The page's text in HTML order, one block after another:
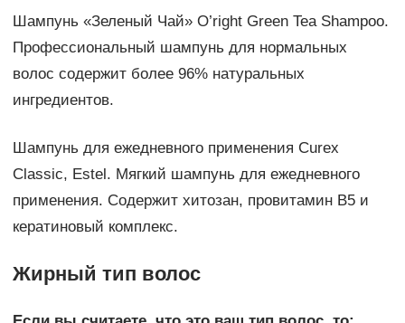
Шампунь «Зеленый Чай» O’right Green Tea Shampoo.
Профессиональный шампунь для нормальных
волос cодержит более 96% натуральных
ингредиентов.
Шампунь для ежедневного применения Curex
Classic, Estel. Мягкий шампунь для ежедневного
применения. Содержит хитозан, провитамин В5 и
кератиновый комплекс.
Жирный тип волос